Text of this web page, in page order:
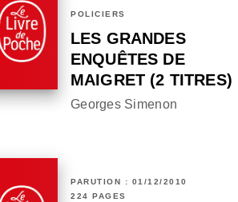
POLICIERS
LES GRANDES
ENQUÊTES DE
MAIGRET (2 TITRES)
Georges Simenon
PARUTION : 01/12/2010
224 PAGES